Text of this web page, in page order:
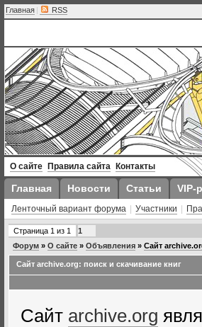
Главная | RSS
О сайте Правила сайта Контакты
Главная Новости Статьи VIP-
Ленточный вариант форума Участники
Страница 1 из 1
1
Форум » О сайте » Объявления » Сайт
Сайт archive.org: поиск и скачивание книг
Сайт archive.org